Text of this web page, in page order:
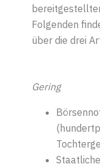
Folgenden
über die drei
Gering